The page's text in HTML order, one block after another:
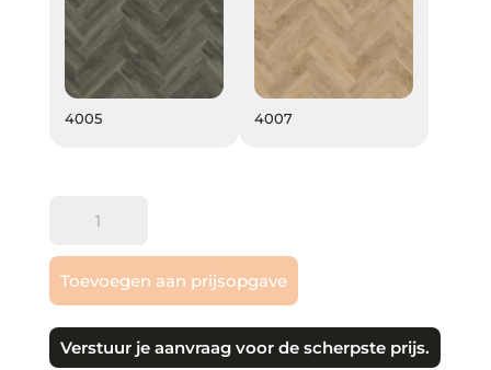
4005
4005
4007
4007
Tapis
Herringbone
-
plak
aantal
Toevoegen aan prijsopgave
Verstuur je aanvraag voor de scherpste prijs.